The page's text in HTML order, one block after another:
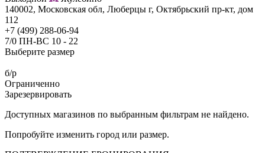
140002, Московская обл, Люберцы г, Октябрьский пр-кт, дом
112
+7 (499) 288-06-94
7/0 ПН-ВС 10 - 22
Выберите размер
б/р
Ограниченно
Зарезервировать
Доступных магазинов по выбранным фильтрам не найдено.
Попробуйте изменить город или размер.